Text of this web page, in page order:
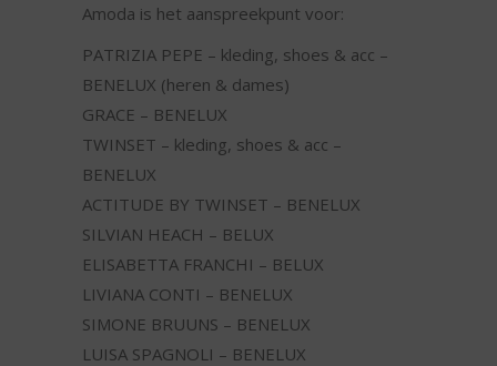
Amoda is het aanspreekpunt voor:
PATRIZIA PEPE – kleding, shoes & acc –
BENELUX (heren & dames)
GRACE – BENELUX
TWINSET – kleding, shoes & acc –
BENELUX
ACTITUDE BY TWINSET – BENELUX
SILVIAN HEACH – BELUX
ELISABETTA FRANCHI – BELUX
LIVIANA CONTI – BENELUX
SIMONE BRUUNS – BENELUX
LUISA SPAGNOLI – BENELUX